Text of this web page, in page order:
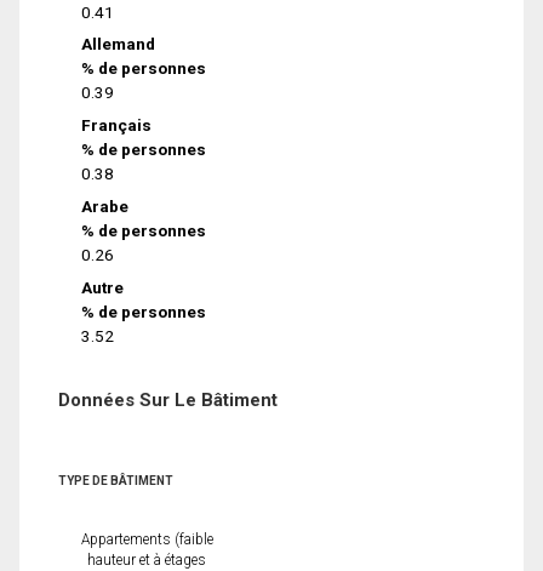
0.41
Allemand
% de personnes
0.39
Français
% de personnes
0.38
Arabe
% de personnes
0.26
Autre
% de personnes
3.52
Données Sur Le Bâtiment
TYPE DE BÂTIMENT
Appartements (faible
hauteur et à étages